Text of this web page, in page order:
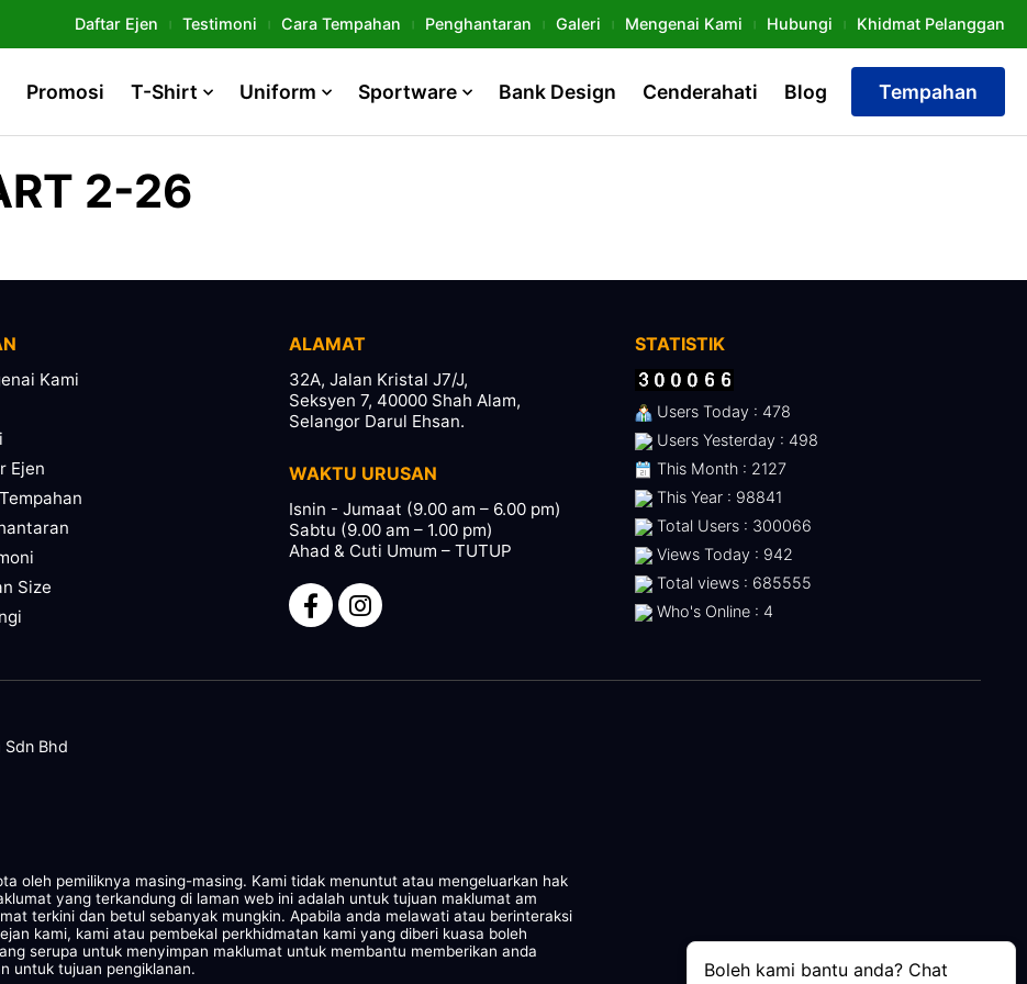
Daftar Ejen Testimoni Cara Tempahan Penghantaran Galeri Mengenai Kami Hubungi Khidmat Pelanggan
Promosi T-Shirt Uniform Sportware Bank Design Cenderahati Blog Tempahan
2-26
Kami
Ejen
Size
ALAMAT
32A, Jalan Kristal J7/J,
Seksyen 7, 40000 Shah Alam,
Selangor Darul Ehsan.
WAKTU URUSAN
Isnin - Jumaat (9.00 am – 6.00 pm)
Sabtu (9.00 am – 1.00 pm)
Ahad & Cuti Umum – TUTUP
STATISTIK
Users Today : 478
Users Yesterday : 498
This Month : 2127
This Year : 98841
Total Users : 300066
Views Today : 942
Total views : 685555
Who's Online : 4
Bhd
oleh pemiliknya masing-masing. Kami tidak menuntut atau mengeluarkan hak
yang terkandung di laman web ini adalah untuk tujuan maklumat am
terkini dan betul sebanyak mungkin. Apabila anda melawati atau berinteraksi
kami, kami atau pembekal perkhidmatan kami yang diberi kuasa boleh
serupa untuk menyimpan maklumat untuk membantu memberikan anda
untuk tujuan pengiklanan.
Boleh kami bantu anda? Chat